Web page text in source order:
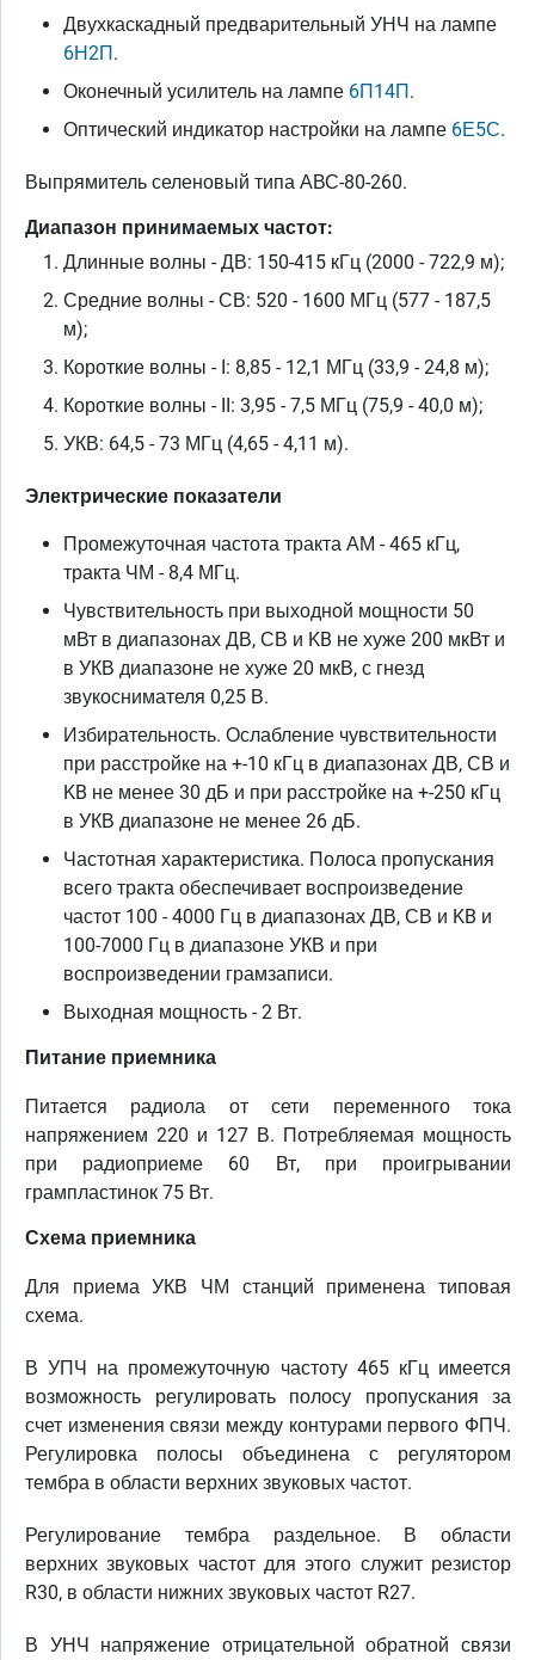
Двухкаскадный предварительный УНЧ на лампе
6Н2П.
Оконечный усилитель на лампе 6П14П.
Оптический индикатор настройки на лампе 6Е5С.
Выпрямитель селеновый типа АВС-80-260.
Диапазон принимаемых частот:
Длинные волны - ДВ: 150-415 кГц (2000 - 722,9 м);
Средние волны - СВ: 520 - 1600 МГц (577 - 187,5
м);
Короткие волны - I: 8,85 - 12,1 МГц (33,9 - 24,8 м);
Короткие волны - II: 3,95 - 7,5 МГц (75,9 - 40,0 м);
УКВ: 64,5 - 73 МГц (4,65 - 4,11 м).
Электрические показатели
Промежуточная частота тракта АМ - 465 кГц,
тракта ЧМ - 8,4 МГц.
Чувствительность при выходной мощности 50
мВт в диапазонах ДВ, СВ и KB не хуже 200 мкВт и
в УКВ диапазоне не хуже 20 мкВ, с гнезд
звукоснимателя 0,25 В.
Избирательность. Ослабление чувствительности
при расстройке на +-10 кГц в диапазонах ДВ, СВ и
KB не менее 30 дБ и при расстройке на +-250 кГц
в УКВ диапазоне не менее 26 дБ.
Частотная характеристика. Полоса пропускания
всего тракта обеспечивает воспроизведение
частот 100 - 4000 Гц в диапазонах ДВ, СВ и KB и
100-7000 Гц в диапазоне УКВ и при
воспроизведении грамзаписи.
Выходная мощность - 2 Вт.
Питание приемника
Питается радиола от сети переменного тока
напряжением 220 и 127 В. Потребляемая мощность
при радиоприеме 60 Вт, при проигрывании
грампластинок 75 Вт.
Схема приемника
Для приема УКВ ЧМ станций применена типовая
схема.
В УПЧ на промежуточную частоту 465 кГц имеется
возможность регулировать полосу пропускания за
счет изменения связи между контурами первого ФПЧ.
Регулировка полосы объединена с регулятором
тембра в области верхних звуковых частот.
Регулирование тембра раздельное. В области
верхних звуковых частот для этого служит резистор
R30, в области нижних звуковых частот R27.
В УНЧ напряжение отрицательной обратной связи